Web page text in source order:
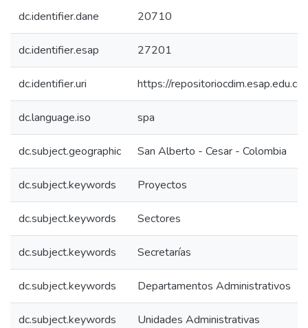
dc.identifier.dane 20710
dc.identifier.esap 27201
dc.identifier.uri https://
dc.language.iso spa
dc.subject.geographic San Alberto - Cesar - Colombia
dc.subject.keywords Proyectos
dc.subject.keywords Sectores
dc.subject.keywords Secretarías
dc.subject.keywords Departamentos Administrativos
dc.subject.keywords Unidades Administrativas